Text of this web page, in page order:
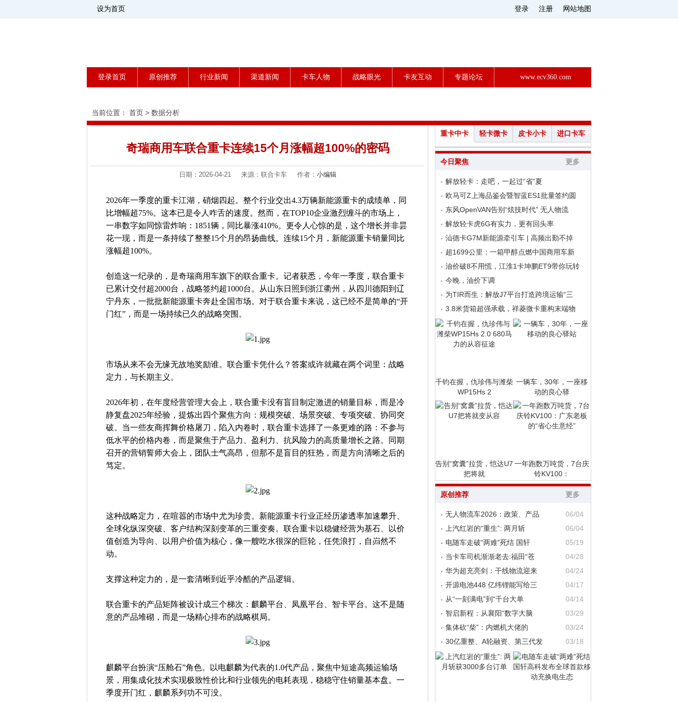
设为首页 登录 注册 网站地图
登录首页 原创推荐 行业新闻 渠道新闻 卡车人物 战略眼光 卡友互动 专题论坛 www.ecv360.com
当前位置： 首页 > 数据分析
奇瑞商用车联合重卡连续15个月涨幅超100%的密码
日期：2026-04-21 来源：联合卡车 作者： 小编辑
2026年一季度的重卡江湖，硝烟四起。整个行业交出4.3万辆新能源重卡的成绩单，同
比增幅超75%。这本已是令人咋舌的速度。然而，在TOP10企业激烈缠斗的市场上，
一串数字如同惊雷炸响：1851辆，同比暴涨410%。更令人心惊的是，这个增长并非昙
花一现，而是一条持续了整整15个月的昂扬曲线。连续15个月，新能源重卡销量同比
涨幅超100%。
创造这一纪录的，是奇瑞商用车旗下的联合重卡。记者获悉，今年一季度，联合重卡
已累计交付超2000台，战略签约超1000台。从山东日照到浙江衢州，从四川德阳到辽
宁丹东，一批批新能源重卡奔赴全国市场。对于联合重卡来说，这已经不是简单的“开
门红”，而是一场持续已久的战略突围。
市场从来不会无缘无故地奖励谁。联合重卡凭什么？答案或许就藏在两个词里：战略
定力，与长期主义。
2026年初，在年度经营管理大会上，联合重卡没有盲目制定激进的销量目标，而是冷
静复盘2025年经验，提炼出四个聚焦方向：规模突破、场景突破、专项突破、协同突
破。当一些友商挥舞价格屠刀，陷入内卷时，联合重卡选择了一条更难的路：不参与
低水平的价格内卷，而是聚焦于产品力、盈利力、抗风险力的高质量增长之路。同期
召开的营销誓师大会上，团队士气高昂，但那不是盲目的狂热，而是方向清晰之后的
笃定。
这种战略定力，在喧嚣的市场中尤为珍贵。新能源重卡行业正经历渗透率加速攀升、
全球化纵深突破、客户结构深刻变革的三重变奏。联合重卡以稳健经营为基石、以价
值创造为导向、以用户价值为核心，像一艘吃水很深的巨轮，任凭浪打，自岿然不
动。
支撑这种定力的，是一套清晰到近乎冷酷的产品逻辑。
联合重卡的产品矩阵被设计成三个梯次：麒麟平台、凤凰平台、智卡平台。这不是随
意的产品堆砌，而是一场精心排布的战略棋局。
麒麟平台扮演“压舱石”角色。以电麒麟为代表的1.0代产品，聚焦中短途高频运输场
景，用集成化技术实现极致性价比和行业领先的电耗表现，稳稳守住销量基本盘。一
季度开门红，麒麟系列功不可没。
重卡中卡 轻卡微卡 皮卡小卡 进口卡车
今日聚焦 更多
解放轻卡：走吧，一起过“省”夏
欧马可Z上海品鉴会暨智蓝ES1批量签约圆
东风OpenVAN告别“炫技时代” 无人物流
解放轻卡虎6G有实力，更有回头率
汕德卡G7M新能源牵引车 | 高频出勤不掉
超1699公里：一箱甲醇点燃中国商用车新
油价破8不用慌，江淮1卡坤鹏ET9带你玩转
今晚，油价下调
为TIR而生：解放J7平台打造跨境运输“三
3.8米货箱超强承载，祥菱微卡重构末端物
千钧在握，仇珍伟与潍柴
WP15Hs 2
一辆车，30年，一座移
动的良心驿
告别“窝囊”拉货，恺达U7
把将就
一年跑数万吨货，7台庆
铃KV100：
原创推荐 更多
无人物流车2026：政策、产品
06/04
上汽红岩的“重生”: 两月斩
06/04
电随车走破“两难”死结 国轩
05/19
当卡车司机渐渐老去:福田“苍
04/28
华为超充亮剑：干线物流迎来
04/24
开源电池448 亿纬锂能写给三
04/17
从“一刻满电”到“千台大单
04/14
智启新程：从襄阳“数字大脑
03/29
集体砍“柴”：内燃机大佬的
03/24
30亿重整、A轮融资、第三代发
03/18